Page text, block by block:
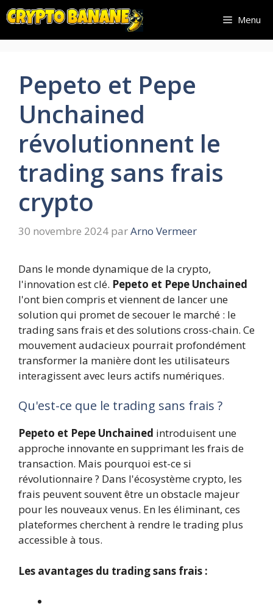
Aller
au
contenu
Menu
Pepeto et Pepe
Unchained
révolutionnent le
trading sans frais
crypto
30 novembre 2024 parArno Vermeer
Dans le monde dynamique de la crypto,
l'innovation est clé. Pepeto et Pepe Unchained
l'ont bien compris et viennent de lancer une
solution qui promet de secouer le marché : le
trading sans frais et des solutions cross-chain. Ce
mouvement audacieux pourrait profondément
transformer la manière dont les utilisateurs
interagissent avec leurs actifs numériques.
Qu'est-ce que le trading sans frais ?
Pepeto et Pepe Unchained introduisent une
approche innovante en supprimant les frais de
transaction. Mais pourquoi est-ce si
révolutionnaire ? Dans l'écosystème crypto, les
frais peuvent souvent être un obstacle majeur
pour les nouveaux venus. En les éliminant, ces
plateformes cherchent à rendre le trading plus
accessible à tous.
Les avantages du trading sans frais :